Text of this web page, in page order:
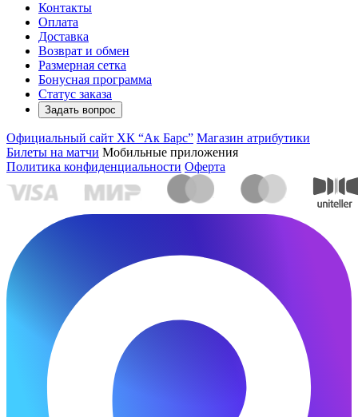
Контакты
Оплата
Доставка
Возврат и обмен
Размерная сетка
Бонусная программа
Статус заказа
Задать вопрос
Официальный сайт ХК “Ак Барс” Магазин атрибутики
Билеты на матчи Мобильные приложения
Политика конфиденциальности Оферта